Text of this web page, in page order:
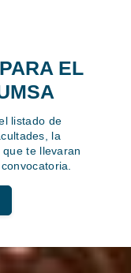
EL
listado de
la
te llevaran